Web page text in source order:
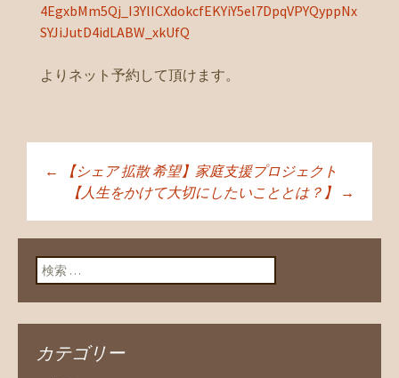
4EgxbMm5Qj_I3YlICXdokcfEKYiY5el7DpqVPYQyppNx
SYJiJutD4idLABW_xkUfQ
よりネット予約して頂けます。
投稿ナビゲーショ
ン
←
【シェア 拡散 希望】家庭支援プロジェクト
【人生をかけて大切にしたいこととは？】 →
検索:
カテゴリー